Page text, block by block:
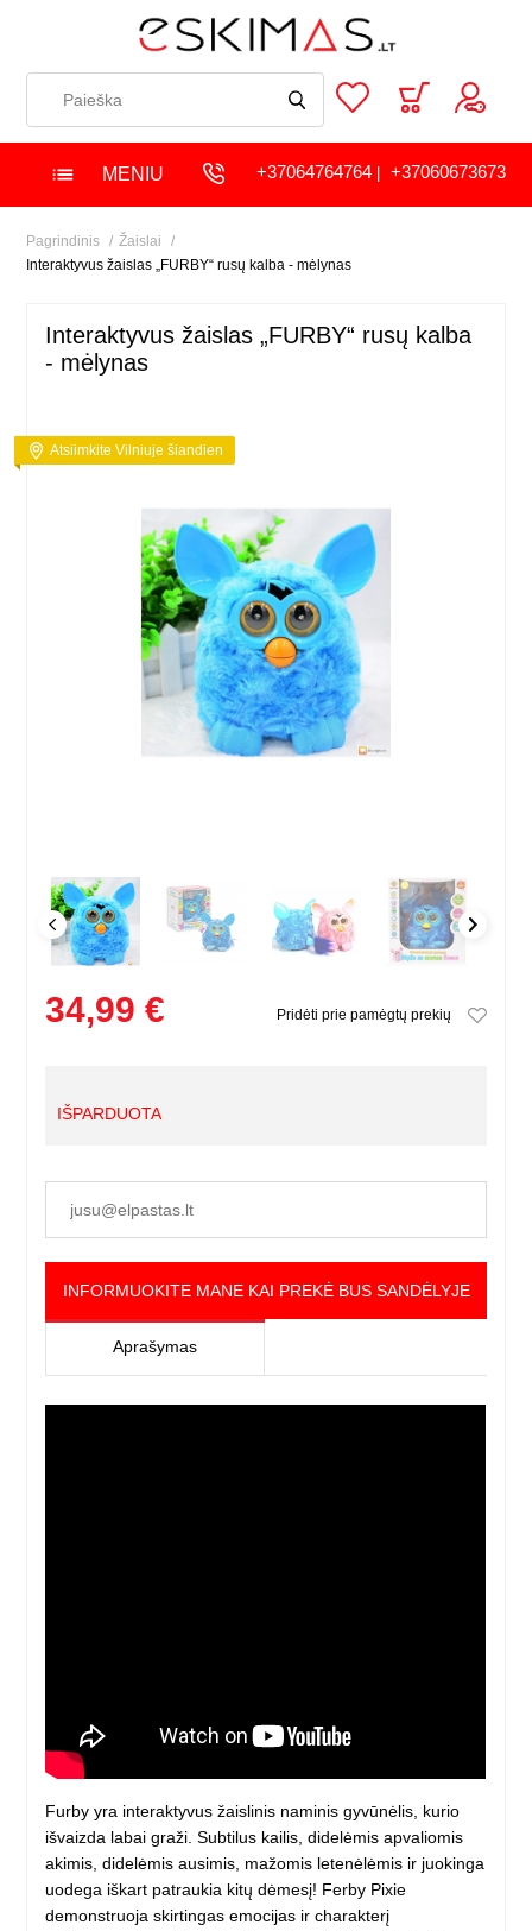
MENIU +37064764764| +37060673673
Pagrindinis
Žaislai
Interaktyvus žaislas „FURBY“ rusų kalba - mėlynas
Interaktyvus žaislas „FURBY“ rusų kalba
- mėlynas
Atsiimkite Vilniuje šiandien
34,99 € Pridėti prie pamėgtų prekių
IŠPARDUOTA
INFORMUOKITE MANE KAI PREKĖ BUS SANDĖLYJE
Aprašymas
Furby yra interaktyvus žaislinis naminis gyvūnėlis, kurio
išvaizda labai graži. Subtilus kailis, didelėmis apvaliomis
akimis, didelėmis ausimis, mažomis letenėlėmis ir juokinga
uodega iškart patraukia kitų dėmesį! Ferby Pixie
demonstruoja skirtingas emocijas ir charakterį